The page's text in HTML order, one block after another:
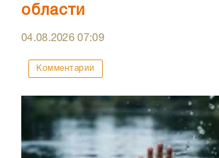
области
04.08.202607:09
Комментарии